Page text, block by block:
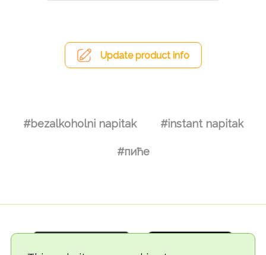
Update product info
#bezalkoholni napitak #instant napitak
#пиће